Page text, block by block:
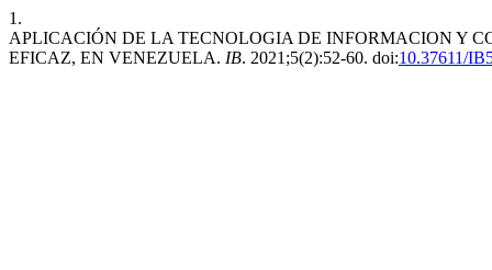
1.
APLICACIÓN DE LA TECNOLOGIA DE INFORMACION Y
EFICAZ, EN VENEZUELA. IB. 2021;5(2):52-60. doi:10.37611/